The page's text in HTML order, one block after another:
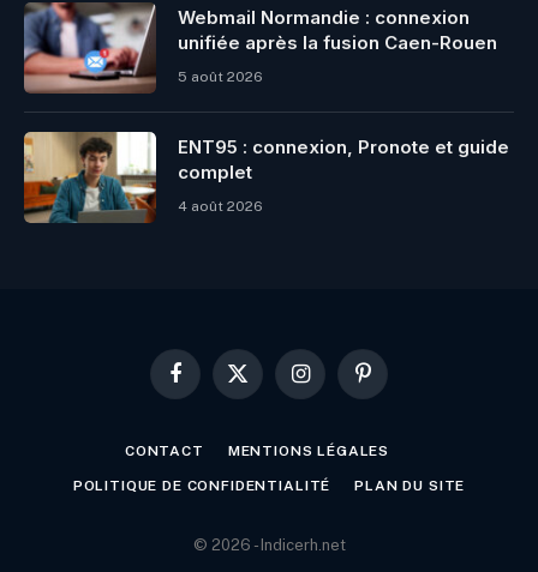
Webmail Normandie : connexion
unifiée après la fusion Caen-Rouen
5 août 2026
ENT95 : connexion, Pronote et guide
complet
4 août 2026
Facebook
X
InstagramPinterest
CONTACT MENTIONS LÉGALES
POLITIQUE DE CONFIDENTIALITÉ PLAN DU SITE
© 2026 - Indicerh.net